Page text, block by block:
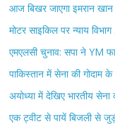
o
r
आज बिखर जाएगा इमरान
मोटर साइकिल पर न्याय विभाग
एमएलसी चुनाव: सपा ने YM
पाकिस्तान में सेना की गोदाम
अयोध्या में देखिए भारतीय सेना
एक ट्वीट से पायें बिजली से